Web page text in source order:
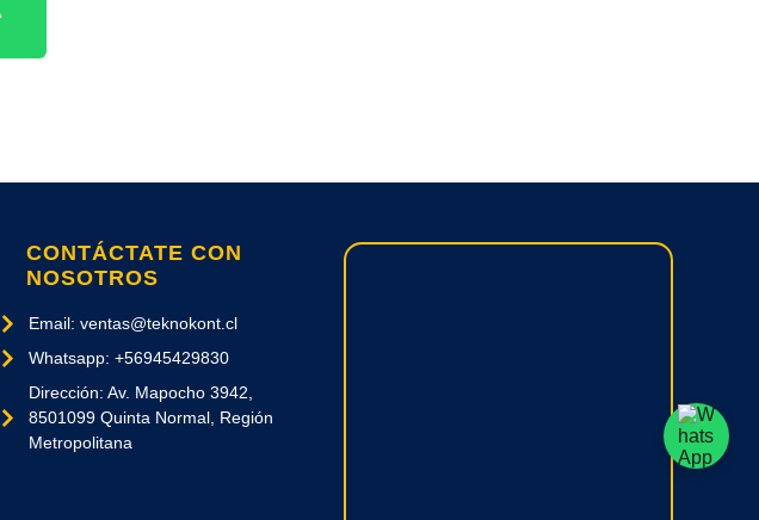
CONTÁCTATE CON
NOSOTROS
Email: ventas@teknokont.cl
Whatsapp: +56945429830
Dirección: Av. Mapocho 3942,
8501099 Quinta Normal, Región
Metropolitana